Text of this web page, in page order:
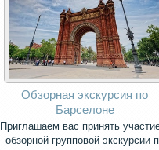
Обзорная экскурсия по
Барселоне
Приглашаем вас принять
обзорной групповой экскурсии